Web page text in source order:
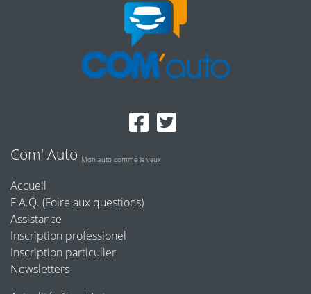
Com' Auto Mon auto comme je veux
Accueil
F.A.Q. (Foire aux questions)
Assistance
Inscription professionel
Inscription particulier
Newsletters